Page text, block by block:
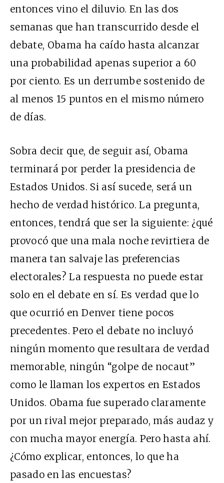
entonces vino el diluvio. En las dos
semanas que han transcurrido desde el
debate, Obama ha caído hasta alcanzar
una probabilidad apenas superior a 60
por ciento. Es un derrumbe sostenido de
al menos 15 puntos en el mismo número
de días.
Sobra decir que, de seguir así, Obama
terminará por perder la presidencia de
Estados Unidos. Si así sucede, será un
hecho de verdad histórico. La pregunta,
entonces, tendrá que ser la siguiente: ¿qué
provocó que una mala noche revirtiera de
manera tan salvaje las preferencias
electorales? La respuesta no puede estar
solo en el debate en sí. Es verdad que lo
que ocurrió en Denver tiene pocos
precedentes. Pero el debate no incluyó
ningún momento que resultara de verdad
memorable, ningún “golpe de nocaut”
como le llaman los expertos en Estados
Unidos. Obama fue superado claramente
por un rival mejor preparado, más audaz y
con mucha mayor energía. Pero hasta ahí.
¿Cómo explicar, entonces, lo que ha
pasado en las encuestas?